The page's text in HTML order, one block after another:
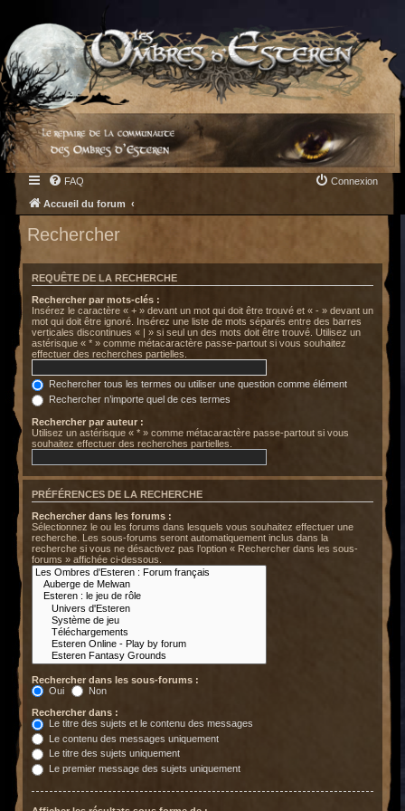
FAQ Connexion
Accueil du forum
Rechercher
REQUÊTE DE LA RECHERCHE
Rechercher par mots-clés :
Insérez le caractère « + » devant un mot qui doit être trouvé et « - » devant un
mot qui doit être ignoré. Insérez une liste de mots séparés entre des barres
verticales discontinues « | » si seul un des mots doit être trouvé. Utilisez un
astérisque « * » comme métacaractère passe-partout si vous souhaitez
effectuer des recherches partielles.
Rechercher tous les termes ou utiliser une question comme élément
Rechercher n’importe quel de ces termes
Rechercher par auteur :
Utilisez un astérisque « * » comme métacaractère passe-partout si vous
souhaitez effectuer des recherches partielles.
PRÉFÉRENCES DE LA RECHERCHE
Rechercher dans les forums :
Sélectionnez le ou les forums dans lesquels vous souhaitez effectuer une
recherche. Les sous-forums seront automatiquement inclus dans la
recherche si vous ne désactivez pas l’option « Rechercher dans les sous-
forums » affichée ci-dessous.
Rechercher dans les sous-forums :
Oui
Non
Rechercher dans :
Le titre des sujets et le contenu des messages
Le contenu des messages uniquement
Le titre des sujets uniquement
Le premier message des sujets uniquement